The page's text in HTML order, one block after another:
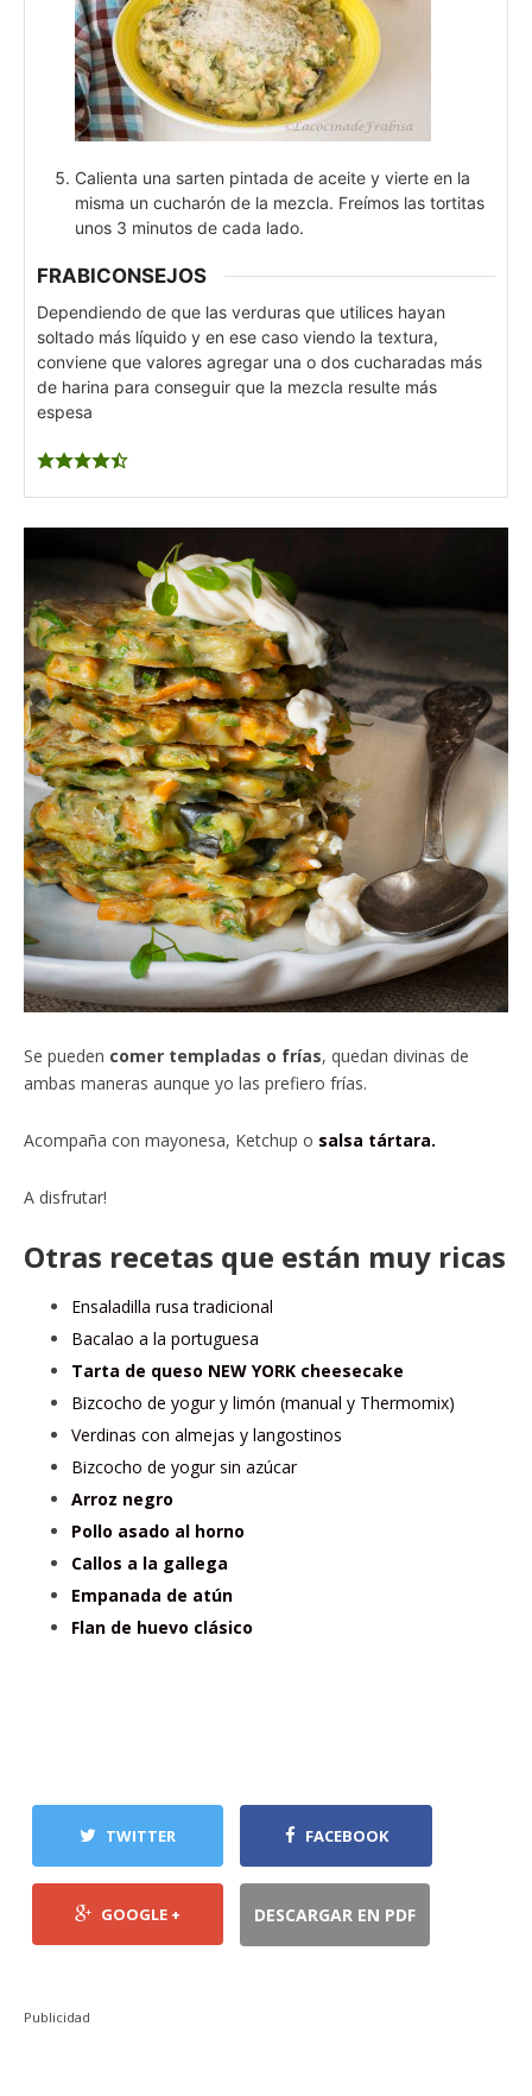
Calienta una sarten pintada de aceite y vierte en la
misma un cucharón de la mezcla. Freímos las tortitas
unos 3 minutos de cada lado.
FRABICONSEJOS
Dependiendo de que las verduras que utilices hayan
soltado más líquido y en ese caso viendo la textura,
conviene que valores agregar una o dos cucharadas más
de harina para conseguir que la mezcla resulte más
espesa
Se pueden comer templadas o frías, quedan divinas de
ambas maneras aunque yo las prefiero frías.
Acompaña con mayonesa, Ketchup o salsa tártara.
A disfrutar!
Otras recetas que están muy ricas
Ensaladilla rusa tradicional
Bacalao a la portuguesa
Tarta de queso NEW YORK cheesecake
Bizcocho de yogur y limón (manual y Thermomix)
Verdinas con almejas y langostinos
Bizcocho de yogur sin azúcar
Arroz negro
Pollo asado al horno
Callos a la gallega
Empanada de atún
Flan de huevo clásico
TWITTER FACEBOOK
GOOGLE + DESCARGAR EN PDF
Publicidad